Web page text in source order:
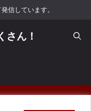
信しています。
さん！